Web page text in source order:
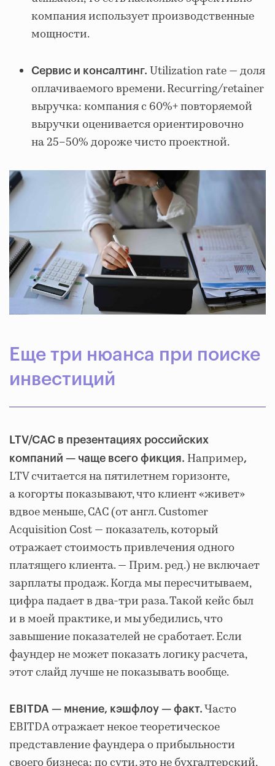
компания использует производственные
мощности.
Сервис и консалтинг. Utilization rate — доля
оплачиваемого времени. Recurring/retainer
выручка: компания с 60%+ повторяемой
выручки оценивается ориентировочно
на 25–50% дороже чисто проектной.
Еще три нюанса при поиске
инвестиций
LTV/CAC в презентациях российских
компаний — чаще всего фикция. Например,
LTV считается на пятилетнем горизонте,
а когорты показывают, что клиент «живет»
вдвое меньше, CAC (от англ. Customer
Acquisition Cost — показатель, который
отражает стоимость привлечения одного
платящего клиента. — Прим. ред.) не включает
зарплаты продаж. Когда мы пересчитываем,
цифра падает в два-три раза. Такой кейс был
и в моей практике, и мы убедились, что
завышение показателей не сработает. Если
фаундер не может показать логику расчета,
этот слайд лучше не показывать вообще.
EBITDA — мнение, кэшфлоу — факт. Часто
EBITDA отражает некое теоретическое
представление фаундера о прибыльности